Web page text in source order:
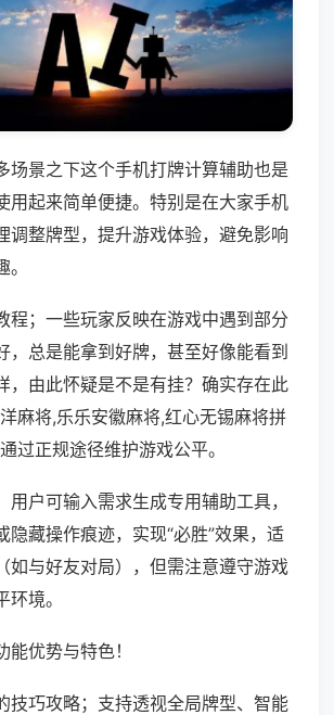
场景之下这个手机打牌计算辅助也是
用起来简单便捷。特别是在大家手机
调整牌型，提升游戏体验，避免影响
程；一些玩家反映在游戏中遇到部分
，总是能拿到好牌，甚至好像能看到
，由此怀疑是不是有挂？确实存在此
麻将,乐乐安徽麻将,红心无锡麻将拼
过正规途径维护游戏公平。
用户可输入需求生成专用辅助工具，
隐藏操作痕迹，实现“必胜”效果，适
如与好友对局），但需注意遵守游戏
境。
优势与特色！
技巧攻略；支持透视全局牌型、智能